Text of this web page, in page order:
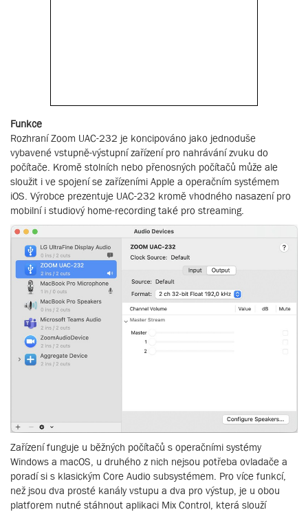
Funkce
Rozhraní Zoom UAC-232 je koncipováno jako jednoduše
vybavené vstupně-výstupní zařízení pro nahrávání zvuku do
počítače. Kromě stolních nebo přenosných počítačů může ale
sloužit i ve spojení se zařízeními Apple a operačním systémem
iOS. Výrobce prezentuje UAC-232 kromě vhodného nasazení pro
mobilní i studiový home-recording také pro streaming.
Zařízení funguje u běžných počítačů s operačními systémy
Windows a macOS, u druhého z nich nejsou potřeba ovladače a
poradí si s klasickým Core Audio subsystémem. Pro více funkcí,
než jsou dva prosté kanály vstupu a dva pro výstup, je u obou
platforem nutné stáhnout aplikaci Mix Control, která slouží